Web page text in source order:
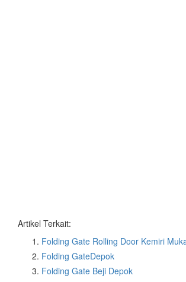
Artikel Terkait:
Folding Gate Rolling Door Kemiri
Folding GateDepok
Folding Gate Beji Depok